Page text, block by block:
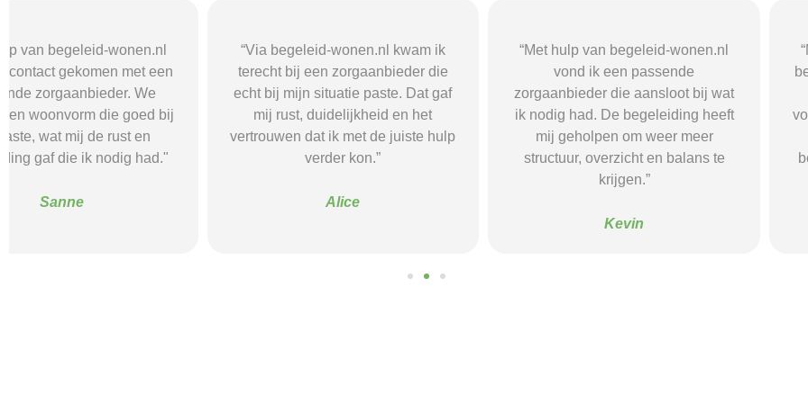
“Via begeleid-wonen.nl kwam ik
terecht bij een zorgaanbieder die
echt bij mijn situatie paste. Dat gaf
mij rust, duidelijkheid en het
vertrouwen dat ik met de juiste hulp
verder kon.”
“Met hulp van begeleid-wonen.nl
vond ik een passende
zorgaanbieder die aansloot bij wat
ik nodig had. De begeleiding heeft
mij geholpen om weer meer
structuur, overzicht en balans te
“Met hulp van begeleid-
ben ik in contact gekomen met
passende zorgaanbieder. We
vonden een woonvorm die goed
mij paste, wat mij de rust en
begeleiding gaf die ik nodig